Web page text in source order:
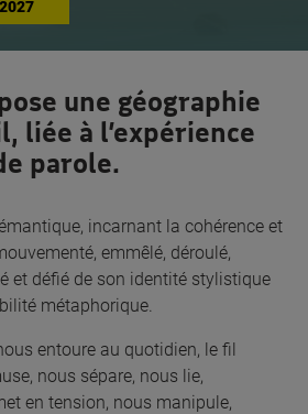
une géographie
liée à l’expérience
parole.
incarnant la cohérence et
emmêlé, déroulé,
et défié de son identité stylistique
métaphorique.
entoure au quotidien, le fil
nous sépare, nous lie,
en tension, nous manipule,